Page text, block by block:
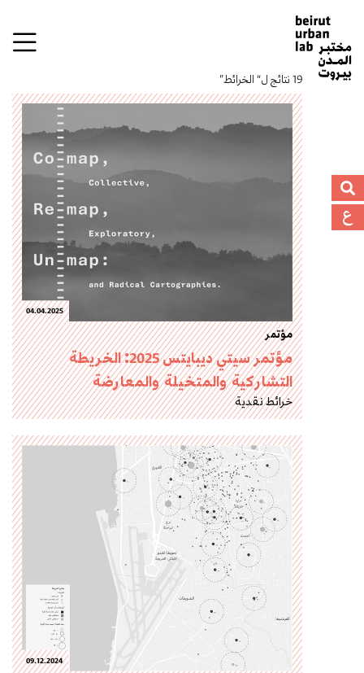
19 نتائج ل“ الخرائط”
04.04.2025
مؤتمر
مؤتمر سيتي ديبايتس 2025: الخريطة
التشاركية والمتخيلة والمعارضة
خرائط نقدية
09.12.2024